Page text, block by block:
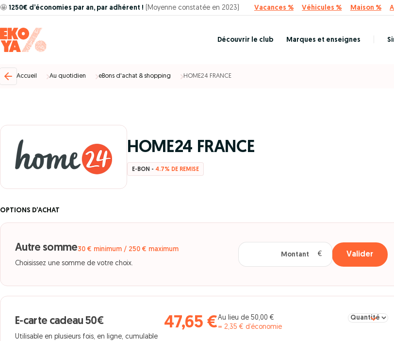
🤩 1250€ d’économies par an, par adhérent ! (Moyenne constatée en 2023) Vacances % Véhicules % Maison %
Découvrir le club Marques et enseignes
Accueil Au quotidien eBons d'achat & shopping HOME24 FRANCE
HOME24 FRANCE
E-BON - 4.7% DE REMISE
OPTIONS D’ACHAT
Autre somme30 € minimum / 250 € maximum
Choisissez une somme de votre choix.
Montant
Valider
E-carte cadeau 50€
Utilisable en plusieurs fois, en ligne, cumulable
47,65 €Au lieu de 50,00 €
= 2,35 € d’économie
Sélectionner